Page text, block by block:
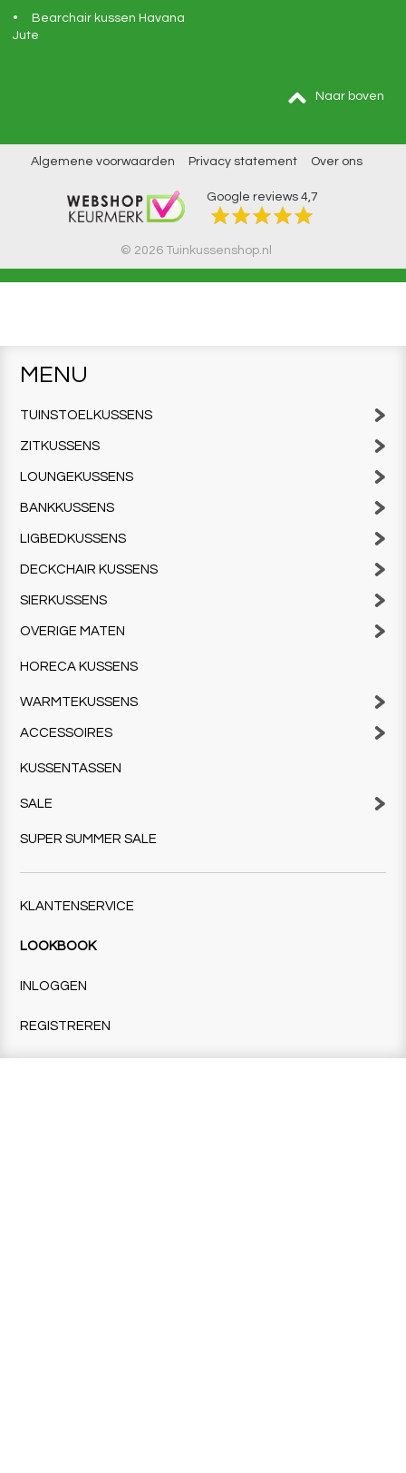
Bearchair kussen Havana
Jute
Naar boven
Algemene voorwaarden Privacy statement Over ons
Google reviews 4,7
© 2026 Tuinkussenshop.nl
MENU
TUINSTOELKUSSENS
ZITKUSSENS
LOUNGEKUSSENS
BANKKUSSENS
LIGBEDKUSSENS
DECKCHAIR KUSSENS
SIERKUSSENS
OVERIGE MATEN
HORECA KUSSENS
WARMTEKUSSENS
ACCESSOIRES
KUSSENTASSEN
SALE
SUPER SUMMER SALE
KLANTENSERVICE
LOOKBOOK
INLOGGEN
REGISTREREN